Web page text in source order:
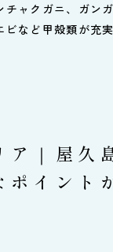
チャクガニ、ガン
ビなど甲殻類が充
ア｜屋久
ポイント